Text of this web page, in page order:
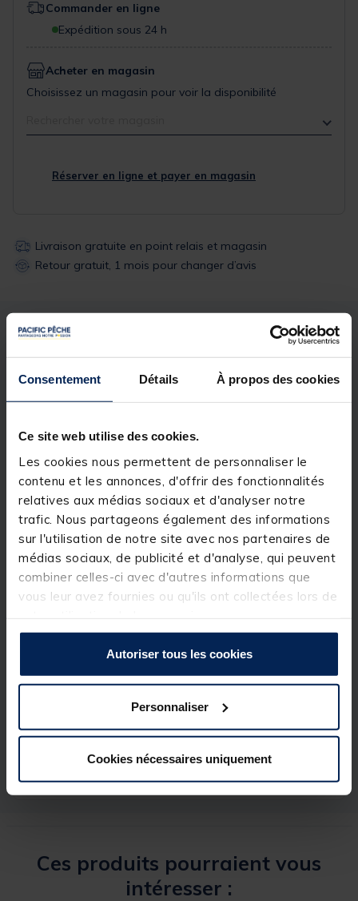
Consentement Détails À propos des cookies
Ce site web utilise des cookies.
Les cookies nous permettent de personnaliser le
contenu et les annonces, d'offrir des fonctionnalités
relatives aux médias sociaux et d'analyser notre
trafic. Nous partageons également des informations
sur l'utilisation de notre site avec nos partenaires de
médias sociaux, de publicité et d'analyse, qui peuvent
combiner celles-ci avec d'autres informations que
vous leur avez fournies ou qu'ils ont collectées lors de
Autoriser tous les cookies
Personnaliser
Cookies nécessaires uniquement
Commander en ligne
Expédition sous 24 h
Acheter en magasin
Choisissez un magasin pour voir la disponibilité
Réserver en ligne et payer en magasin
Livraison gratuite en point relais et magasin
Retour gratuit, 1 mois pour changer d’avis
Description & détails
Description
• Pêche au feeder et method feeder
• Couleur transparente
• Très faible élasticité
• Coule très vite
• Très haute résistance à la casse
Détails
Diamètre: 0,165 mm
Spécifications
Ces produits pourraient vous
intéresser :